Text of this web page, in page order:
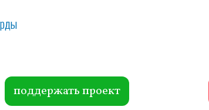
itte
r поддержать проект